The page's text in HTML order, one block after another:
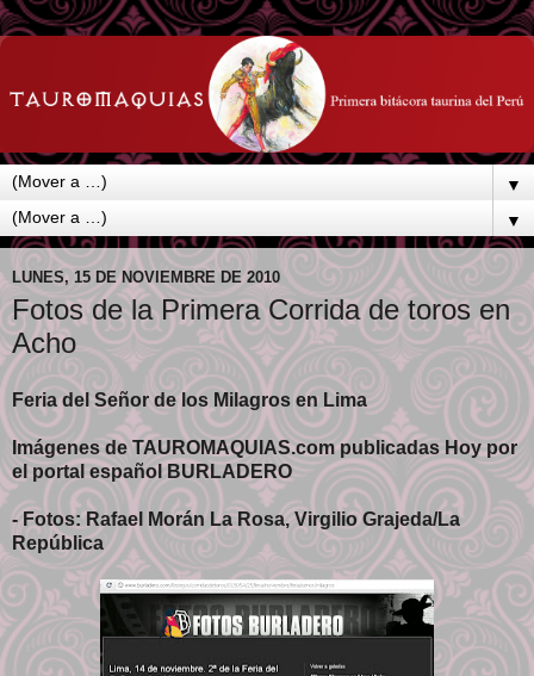
▼
▼
LUNES, 15 DE NOVIEMBRE DE 2010
Fotos de la Primera Corrida de toros en
Acho
Feria del Señor de los Milagros en Lima
Imágenes de TAUROMAQUIAS.com publicadas Hoy por
el portal español BURLADERO
- Fotos: Rafael Morán La Rosa, Virgilio Grajeda/La
República